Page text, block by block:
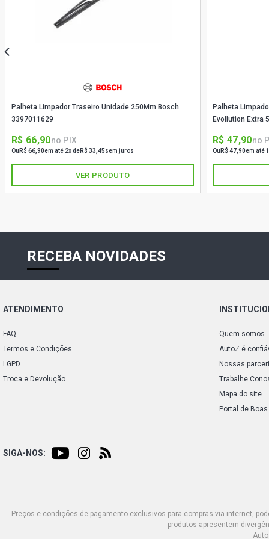
Palheta Limpador Traseiro Unidade 250Mm Bosch
3397011629
R$ 66,90no PIX
Ou R$ 66,90em até 2x deR$ 33,45sem juros
VER PRODUTO
Palheta
Evollution Extra
R$ 47,90no
Ou R$ 47,90em até
RECEBA NOVIDADES
ATENDIMENTO
FAQ
Termos e Condições
LGPD
Troca e Devolução
Quem somos
AutoZ é
Nossas
Trabalhe
Mapa do site
Portal de
SIGA-NOS:
Preços e condições de pagamento exclusivos para compras via internet,
produtos apresentem